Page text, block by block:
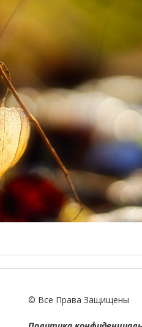
© Все Права Защищены